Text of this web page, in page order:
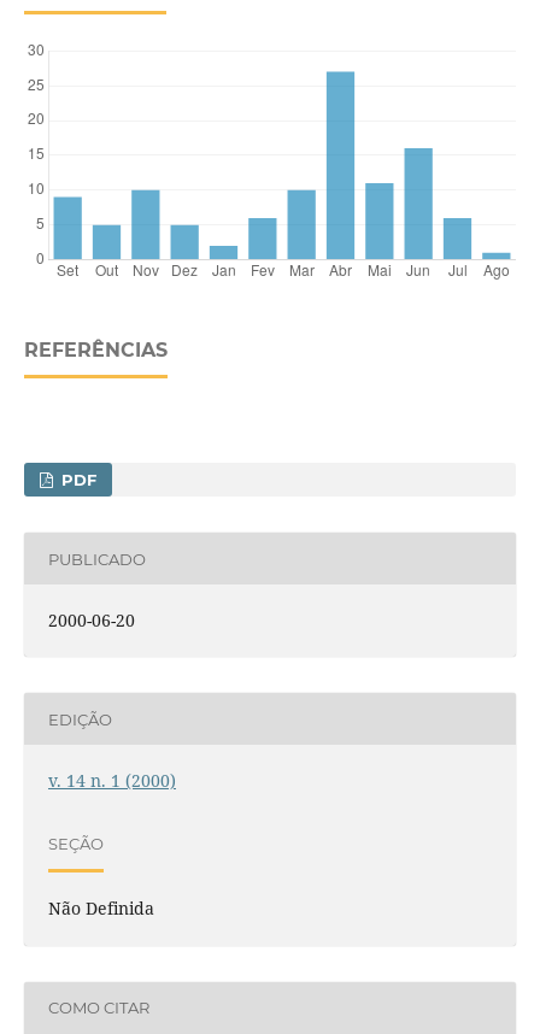
REFERÊNCIAS
PDF
PUBLICADO
2000-06-20
EDIÇÃO
v. 14 n. 1 (2000)
SEÇÃO
Não Definida
COMO CITAR